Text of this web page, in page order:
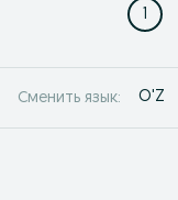
1
Сменить язык: O'Z